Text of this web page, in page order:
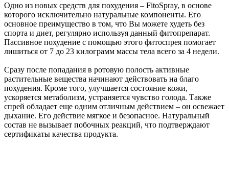
Одно из новых средств для похудения – FitoSpray, в основе
которого исключительно натуральные компоненты. Его
основное преимущество в том, что Вы можете худеть без
спорта и диет, регулярно используя данный фитопрепарат.
Пассивное похудение с помощью этого фитоспрея помогает
лишиться от 7 до 23 килограмм массы тела всего за 4 недели.
Сразу после попадания в ротовую полость активные
растительные вещества начинают действовать на благо
похудения. Кроме того, улучшается состояние кожи,
ускоряется метаболизм, устраняется чувство голода. Также
спрей обладает еще одним отличным действием – он освежает
дыхание. Его действие мягкое и безопасное. Натуральный
состав не вызывает побочных реакций, что подтверждают
сертификаты качества продукта.